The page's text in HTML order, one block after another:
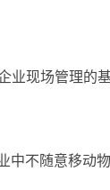
现场管理的
不随意移动